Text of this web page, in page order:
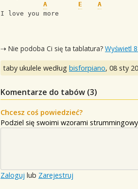
A
E
A
I love you more
⇢ Nie podoba Ci się ta tablatura? Wyświetl
taby ukulele według bisforpiano, 08 sty
Komentarze do tabów (3)
Chcesz coś powiedzieć?
Podziel się swoimi wzorami
Zaloguj lub Zarejestruj